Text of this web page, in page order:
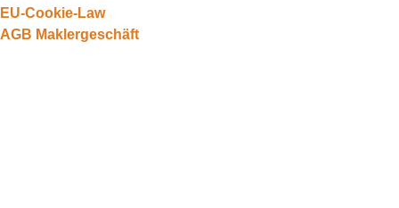
EU-Cookie-Law
AGB Maklergeschäft